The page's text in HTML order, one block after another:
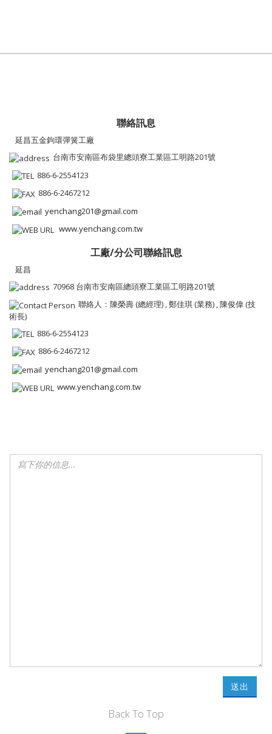
聯絡訊息
延昌五金鉤環彈簧工廠
台南市安南區布袋里總頭寮工業區工明路201號
886-6-2554123
886-6-2467212
yenchang201@gmail.com
www.yenchang.com.tw
工廠/分公司聯絡訊息
延昌
70968 台南市安南區總頭寮工業區工明路201號
聯絡人：陳榮壽 (總經理) , 鄭佳琪 (業務) , 陳俊偉 (技
術長)
886-6-2554123
886-6-2467212
yenchang201@gmail.com
www.yenchang.com.tw
送出
Back To Top